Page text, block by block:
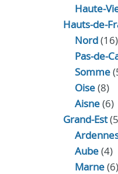
Haute-
Hauts-de-
Nord(16)
Pas-de-
Somme
Oise(8)
Aisne(6)
Grand-Est
Aube(4)
Marne(6)